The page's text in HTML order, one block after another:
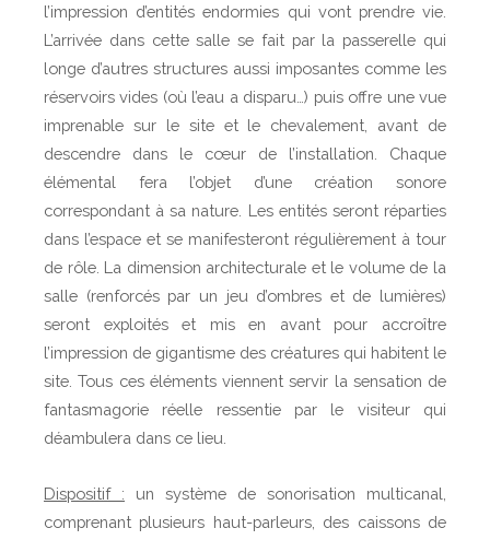
l’impression d’entités endormies qui vont prendre vie.
L’arrivée dans cette salle se fait par la passerelle qui
longe d’autres structures aussi imposantes comme les
réservoirs vides (où l’eau a disparu…) puis offre une vue
imprenable sur le site et le chevalement, avant de
descendre dans le cœur de l’installation. Chaque
élémental fera l’objet d’une création sonore
correspondant à sa nature. Les entités seront réparties
dans l’espace et se manifesteront régulièrement à tour
de rôle. La dimension architecturale et le volume de la
salle (renforcés par un jeu d’ombres et de lumières)
seront exploités et mis en avant pour accroître
l’impression de gigantisme des créatures qui habitent le
site. Tous ces éléments viennent servir la sensation de
fantasmagorie réelle ressentie par le visiteur qui
déambulera dans ce lieu.
Dispositif : un système de sonorisation multicanal,
comprenant plusieurs haut-parleurs, des caissons de